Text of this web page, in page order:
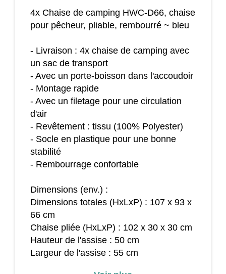
4x Chaise de camping HWC-D66, chaise
pour pêcheur, pliable, rembourré ~ bleu
- Livraison : 4x chaise de camping avec
un sac de transport
- Avec un porte-boisson dans l'accoudoir
- Montage rapide
- Avec un filetage pour une circulation
d'air
- Revêtement : tissu (100% Polyester)
- Socle en plastique pour une bonne
stabilité
- Rembourrage confortable
Dimensions (env.) :
Dimensions totales (HxLxP) : 107 x 93 x
66 cm
Chaise pliée (HxLxP) : 102 x 30 x 30 cm
Hauteur de l'assise : 50 cm
Largeur de l'assise : 55 cm